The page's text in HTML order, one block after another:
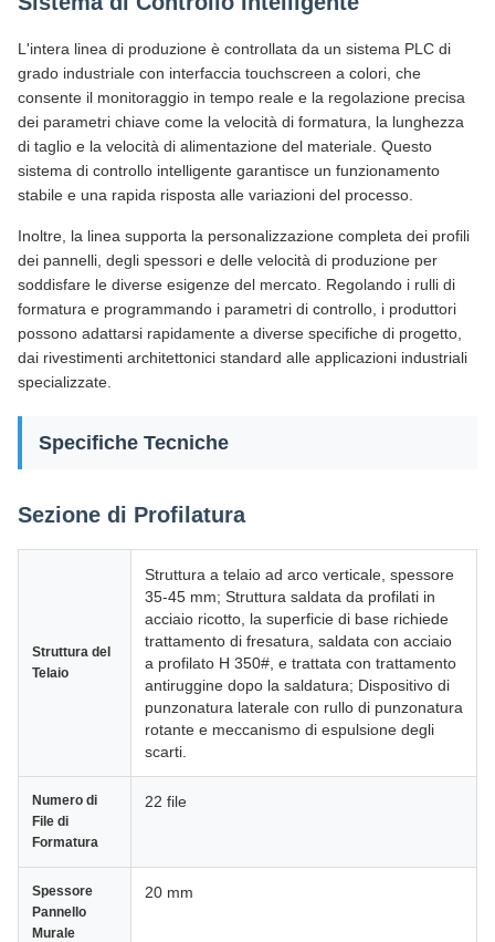
L'intera linea di produzione è controllata da un sistema PLC di
grado industriale con interfaccia touchscreen a colori, che
consente il monitoraggio in tempo reale e la regolazione precisa
dei parametri chiave come la velocità di formatura, la lunghezza
di taglio e la velocità di alimentazione del materiale. Questo
sistema di controllo intelligente garantisce un funzionamento
stabile e una rapida risposta alle variazioni del processo.
Inoltre, la linea supporta la personalizzazione completa dei profili
dei pannelli, degli spessori e delle velocità di produzione per
soddisfare le diverse esigenze del mercato. Regolando i rulli di
formatura e programmando i parametri di controllo, i produttori
possono adattarsi rapidamente a diverse specifiche di progetto,
dai rivestimenti architettonici standard alle applicazioni industriali
specializzate.
Specifiche Tecniche
Sezione di Profilatura
Struttura del
Telaio
Struttura a telaio ad arco verticale, spessore
35-45 mm; Struttura saldata da profilati in
acciaio ricotto, la superficie di base richiede
trattamento di fresatura, saldata con acciaio
a profilato H 350#, e trattata con trattamento
antiruggine dopo la saldatura; Dispositivo di
punzonatura laterale con rullo di punzonatura
rotante e meccanismo di espulsione degli
scarti.
Numero di
File di
Formatura
22 file
Spessore
Pannello
Murale
20 mm